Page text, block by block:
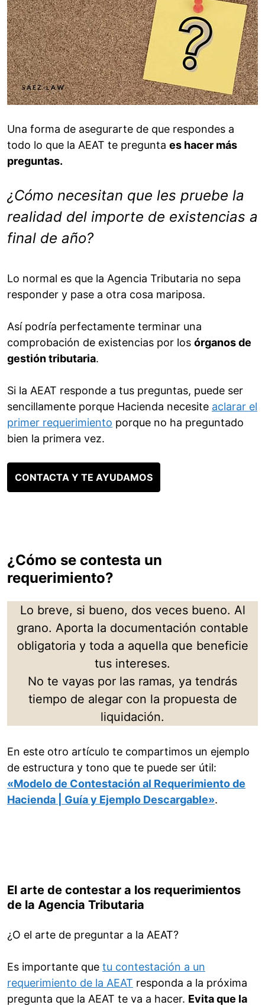
Una forma de asegurarte de que respondes a
todo lo que la AEAT te pregunta es hacer más
preguntas.
¿Cómo necesitan que les pruebe la
realidad del importe de existencias a
final de año?
Lo normal es que la Agencia Tributaria no sepa
responder y pase a otra cosa mariposa.
Así podría perfectamente terminar una
comprobación de existencias por los órganos de
gestión tributaria.
Si la AEAT responde a tus preguntas, puede ser
sencillamente porque Hacienda necesite aclarar el
primer requerimiento porque no ha preguntado
bien la primera vez.
CONTACTA Y TE AYUDAMOS
¿Cómo se contesta un
requerimiento?
Lo breve, si bueno, dos veces bueno. Al
grano. Aporta la documentación contable
obligatoria y toda a aquella que beneficie
tus intereses.
No te vayas por las ramas, ya tendrás
tiempo de alegar con la propuesta de
liquidación.
En este otro artículo te compartimos un ejemplo
de estructura y tono que te puede ser útil:
«Modelo de Contestación al Requerimiento de
Hacienda | Guía y Ejemplo Descargable».
El arte de contestar a los requerimientos
de la Agencia Tributaria
¿O el arte de preguntar a la AEAT?
Es importante que tu contestación a un
requerimiento de la AEAT responda a la próxima
pregunta que la AEAT te va a hacer. Evita que la